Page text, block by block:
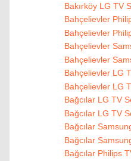
Bakırköy LG TV
Bahçelievler
Bahçelievler
Bahçelievler
Bahçelievler
Bahçelievler LG
Bahçelievler LG
Bağcılar LG TV
Bağcılar LG TV
Bağcılar
Bağcılar
Bağcılar Philips